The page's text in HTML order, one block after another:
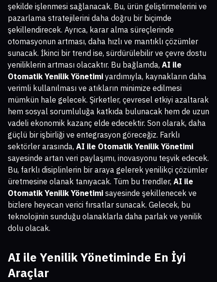
şekilde işlenmesi sağlanacak. Bu, ürün geliştirmelerini ve
pazarlama stratejilerini daha doğru bir biçimde
şekillendirecek. Ayrıca, karar alma süreçlerinde
otomasyonun artması, daha hızlı ve mantıklı çözümler
sunacak. İkinci bir trend ise, sürdürülebilir ve çevre dostu
yeniliklerin artması olacaktır. Bu bağlamda, AI ile
Otomatik Yenilik Yönetimi yardımıyla, kaynakların daha
verimli kullanılması ve atıkların minimize edilmesi
mümkün hale gelecek. Şirketler, çevresel etkiyi azaltarak
hem sosyal sorumluluğa katkıda bulunacak hem de uzun
vadeli ekonomik kazanç elde edecektir. Son olarak, daha
güçlü bir işbirliği ve entegrasyon göreceğiz. Farklı
sektörler arasında, AI ile Otomatik Yenilik Yönetimi
sayesinde artan veri paylaşımı, inovasyonu teşvik edecek.
Bu, farklı disiplinlerin bir araya gelerek yenilikçi çözümler
üretmesine olanak tanıyacak. Tüm bu trendler, AI ile
Otomatik Yenilik Yönetimi sayesinde şekillenecek ve
bizlere heyecan verici fırsatlar sunacak. Gelecek, bu
teknolojinin sunduğu olanaklarla daha parlak ve yenilik
dolu olacak.
AI ile Yenilik Yönetiminde En İyi
Araçlar